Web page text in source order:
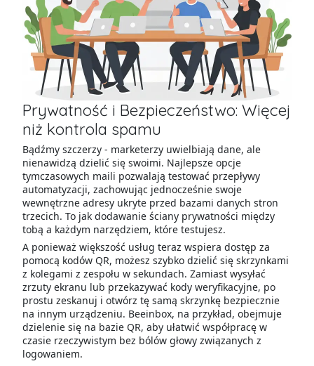
Prywatność i Bezpieczeństwo: Więcej
niż kontrola spamu
Bądźmy szczerzy - marketerzy uwielbiają dane, ale
nienawidzą dzielić się swoimi. Najlepsze opcje
tymczasowych maili pozwalają testować przepływy
automatyzacji, zachowując jednocześnie swoje
wewnętrzne adresy ukryte przed bazami danych stron
trzecich. To jak dodawanie ściany prywatności między
tobą a każdym narzędziem, które testujesz.
A ponieważ większość usług teraz wspiera dostęp za
pomocą kodów QR, możesz szybko dzielić się skrzynkami
z kolegami z zespołu w sekundach. Zamiast wysyłać
zrzuty ekranu lub przekazywać kody weryfikacyjne, po
prostu zeskanuj i otwórz tę samą skrzynkę bezpiecznie
na innym urządzeniu. Beeinbox, na przykład, obejmuje
dzielenie się na bazie QR, aby ułatwić współpracę w
czasie rzeczywistym bez bólów głowy związanych z
logowaniem.